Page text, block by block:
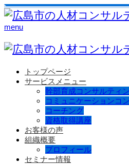
menu
トップページ
サービスメニュー
幹部育成コンサルティ
コミュニケーションコ
コーチング
資格取得講座
お客様の声
組織概要
プロフィール
セミナー情報